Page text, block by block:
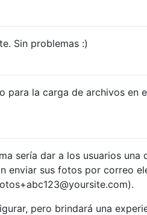
Sin problemas :)
para la carga de archivos en
sería dar a los usuarios una
enviar sus fotos por correo
pero brindará una